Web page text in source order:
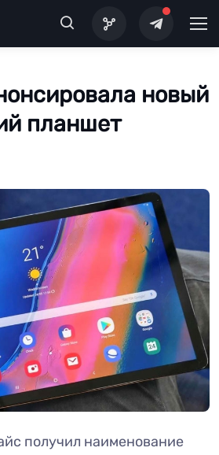
новый
планшет
получил наименование